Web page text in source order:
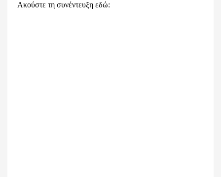
Ακούστε τη συνέντευξη εδώ: